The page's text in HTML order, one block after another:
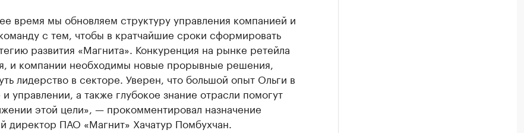
время мы обновляем структуру управления компанией и
с тем, чтобы в кратчайшие сроки сформировать
развития «Магнита». Конкуренция на рынке ретейла
и компании необходимы новые прорывные решения,
лидерство в секторе. Уверен, что большой опыт Ольги в
управлении, а также глубокое знание отрасли помогут
этой цели», — прокомментировал назначение
директор ПАО «Магнит» Хачатур Помбухчан.